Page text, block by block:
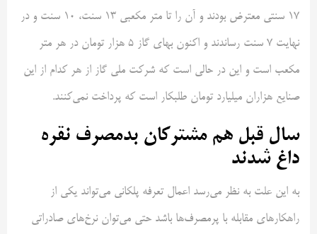
۱۷ سنتی معترض بودند و آن را تا متر مکعبی ۱۳ سنت، ۱۰ سنت و در
نهایت ۷ سنت رساندند و اکنون بهای گاز ۵ هزار تومان در هر متر
مکعب است و این در حالی است که شرکت ملی گاز از هر کدام از این
صنایع هزاران میلیارد تومان طلبکار است که پرداخت نمی‌کنند.
سال قبل هم مشترکان بدمصرف نقره
داغ شدند
به این علت به نظر می‌رسد اعمال تعرفه پلکانی می‌تواند یکی از
راهکارهای مقابله با پرمصرف‌ها باشد حتی می‌توان نرخ‌های صادراتی